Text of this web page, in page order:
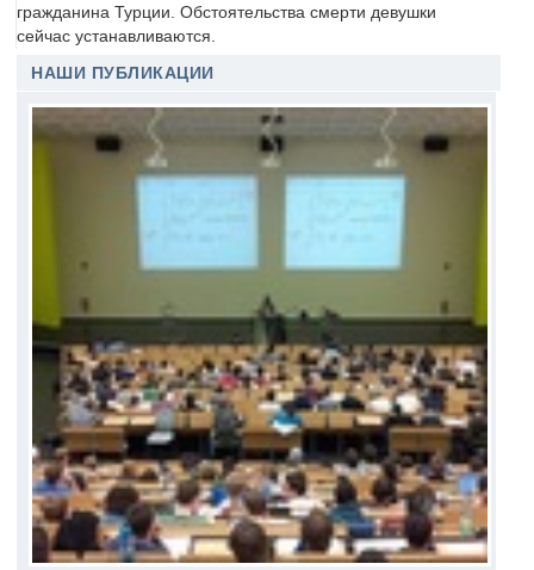
гражданина Турции. Обстоятельства смерти девушки
сейчас устанавливаются.
НАШИ ПУБЛИКАЦИИ